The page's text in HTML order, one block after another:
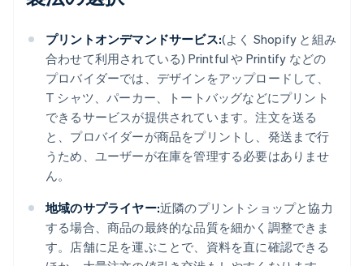
プリントオンデマンドサービス:(よく Shopify と組み
合わせて利用されている) Printful や Printify などの
プロバイダーでは、デザインをアップロードして、
T シャツ、パーカー、トートバッグなどにプリント
できるサービスが提供されています。注文を送る
と、プロバイダーが商品をプリントし、発送まで行
うため、ユーザーが在庫を管理する必要はありませ
ん。
地域のサプライヤー:近隣のプリントショップと協力
する場合、商品の最終的な品質を細かく調整できま
す。店舗に足を運ぶことで、資料を直に確認できる